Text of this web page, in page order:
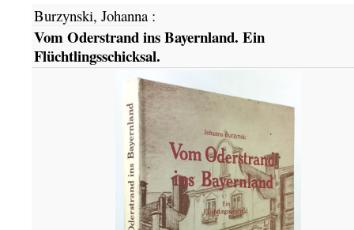
Burzynski, Johanna:
Vom Oderstrand ins Bayernland. Ein
Flüchtlingsschicksal.